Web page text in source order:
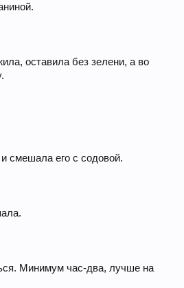
оставила без зелени, а во
смешала его с содовой.
Минимум час-два, лучше на